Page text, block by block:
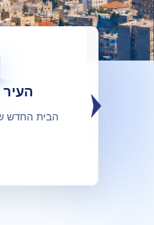
הבית החדש